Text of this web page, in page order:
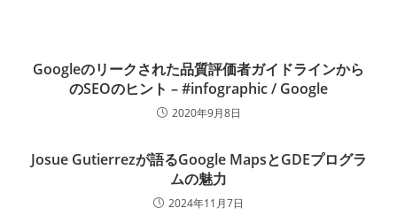
Googleのリークされた品質評価者ガイドラインから
のSEOのヒント – #infographic / Google
2020年9月8日
Josue Gutierrezが語るGoogle MapsとGDEプログラ
ムの魅力
2024年11月7日